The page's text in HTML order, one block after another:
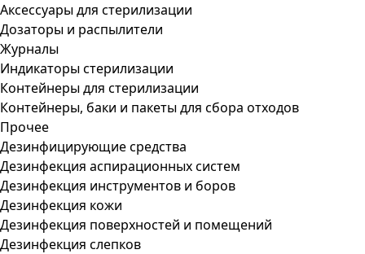
Аксессуары для стерилизации
Дозаторы и распылители
Журналы
Индикаторы стерилизации
Контейнеры для стерилизации
Контейнеры, баки и пакеты для сбора отходов
Прочее
Дезинфицирующие средства
Дезинфекция аспирационных систем
Дезинфекция инструментов и боров
Дезинфекция кожи
Дезинфекция поверхностей и помещений
Дезинфекция слепков